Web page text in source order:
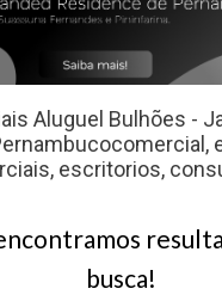
Aluguel Bulhões -
escritorios,
busca!